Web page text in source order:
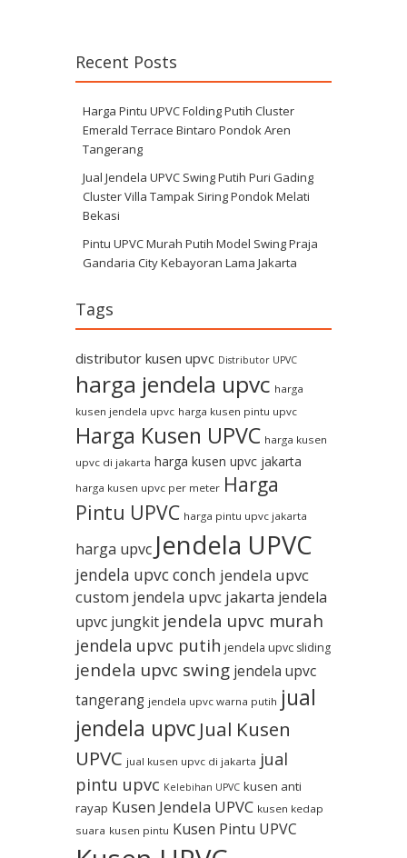
Recent Posts
Harga Pintu UPVC Folding Putih Cluster
Emerald Terrace Bintaro Pondok Aren
Tangerang
Jual Jendela UPVC Swing Putih Puri Gading
Cluster Villa Tampak Siring Pondok Melati
Bekasi
Pintu UPVC Murah Putih Model Swing Praja
Gandaria City Kebayoran Lama Jakarta
Tags
distributor kusen upvc Distributor UPVC
harga jendela upvc harga
kusen jendela upvc harga kusen pintu upvc
Harga Kusen UPVC harga kusen
upvc di jakarta harga kusen upvc jakarta
harga kusen upvc per meter Harga
Pintu UPVC harga pintu upvc jakarta
harga upvc Jendela UPVC
jendela upvc conch jendela upvc
custom jendela upvc jakarta jendela
upvc jungkit jendela upvc murah
jendela upvc putih jendela upvc sliding
jendela upvc swing jendela upvc
tangerang jendela upvc warna putih jual
jendela upvc Jual Kusen
UPVC jual kusen upvc di jakarta jual
pintu upvc Kelebihan UPVC kusen anti
rayap Kusen Jendela UPVC kusen kedap
suara kusen pintu Kusen Pintu UPVC